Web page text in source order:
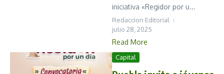
iniciativa «Regidor por u...
Redaccion Editorial
julio 28, 2025
Read More
Capital